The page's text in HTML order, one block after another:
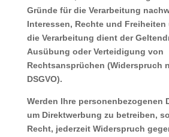
Gründe für die Verarbeitung
Interessen, Rechte und
die Verarbeitung dient der
Ausübung oder Verteidigung von
Rechtsansprüchen (Widerspruch
DSGVO).
Werden Ihre personenbezogenen
um Direktwerbung zu betreiben,
Recht, jederzeit Widerspruch